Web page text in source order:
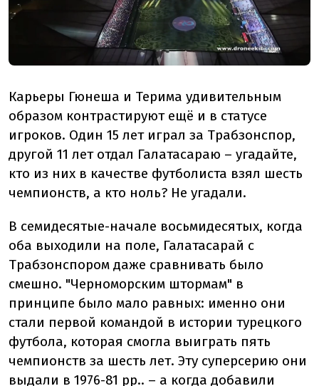
Карьеры Гюнеша и Терима удивительным
образом контрастируют ещё и в статусе
игроков. Один 15 лет играл за Трабзонспор,
другой 11 лет отдал Галатасараю – угадайте,
кто из них в качестве футболиста взял шесть
чемпионств, а кто ноль? Не угадали.
В семидесятые-начале восьмидесятых, когда
оба выходили на поле, Галатасарай с
Трабзонспором даже сравнивать было
смешно. "Черноморским штормам" в
принципе было мало равных: именно они
стали первой командой в истории турецкого
футбола, которая смогла выиграть пять
чемпионств за шесть лет. Эту суперсерию они
выдали в 1976-81 рр.. – а когда добавили